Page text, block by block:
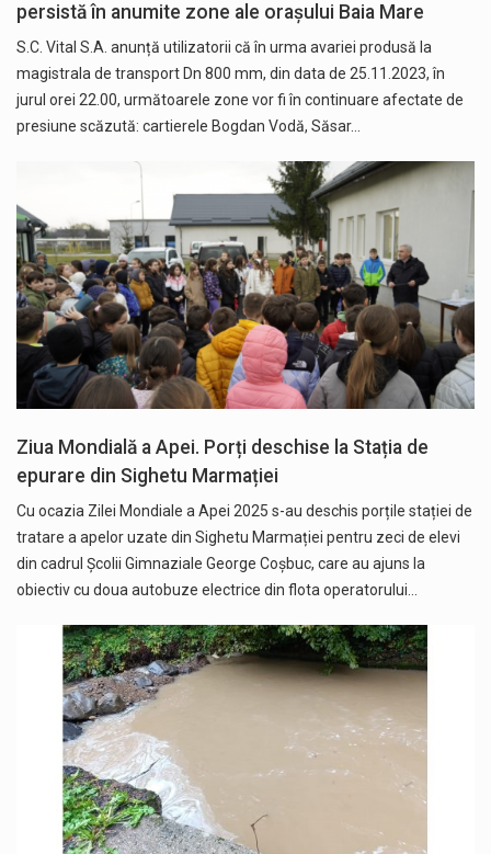
persistă în anumite zone ale orașului Baia Mare
S.C. Vital S.A. anunță utilizatorii că în urma avariei produsă la
magistrala de transport Dn 800 mm, din data de 25.11.2023, în
jurul orei 22.00, următoarele zone vor fi în continuare afectate de
presiune scăzută: cartierele Bogdan Vodă, Săsar…
Ziua Mondială a Apei. Porți deschise la Stația de
epurare din Sighetu Marmației
Cu ocazia Zilei Mondiale a Apei 2025 s-au deschis porțile stației de
tratare a apelor uzate din Sighetu Marmației pentru zeci de elevi
din cadrul Școlii Gimnaziale George Coșbuc, care au ajuns la
obiectiv cu doua autobuze electrice din flota operatorului…